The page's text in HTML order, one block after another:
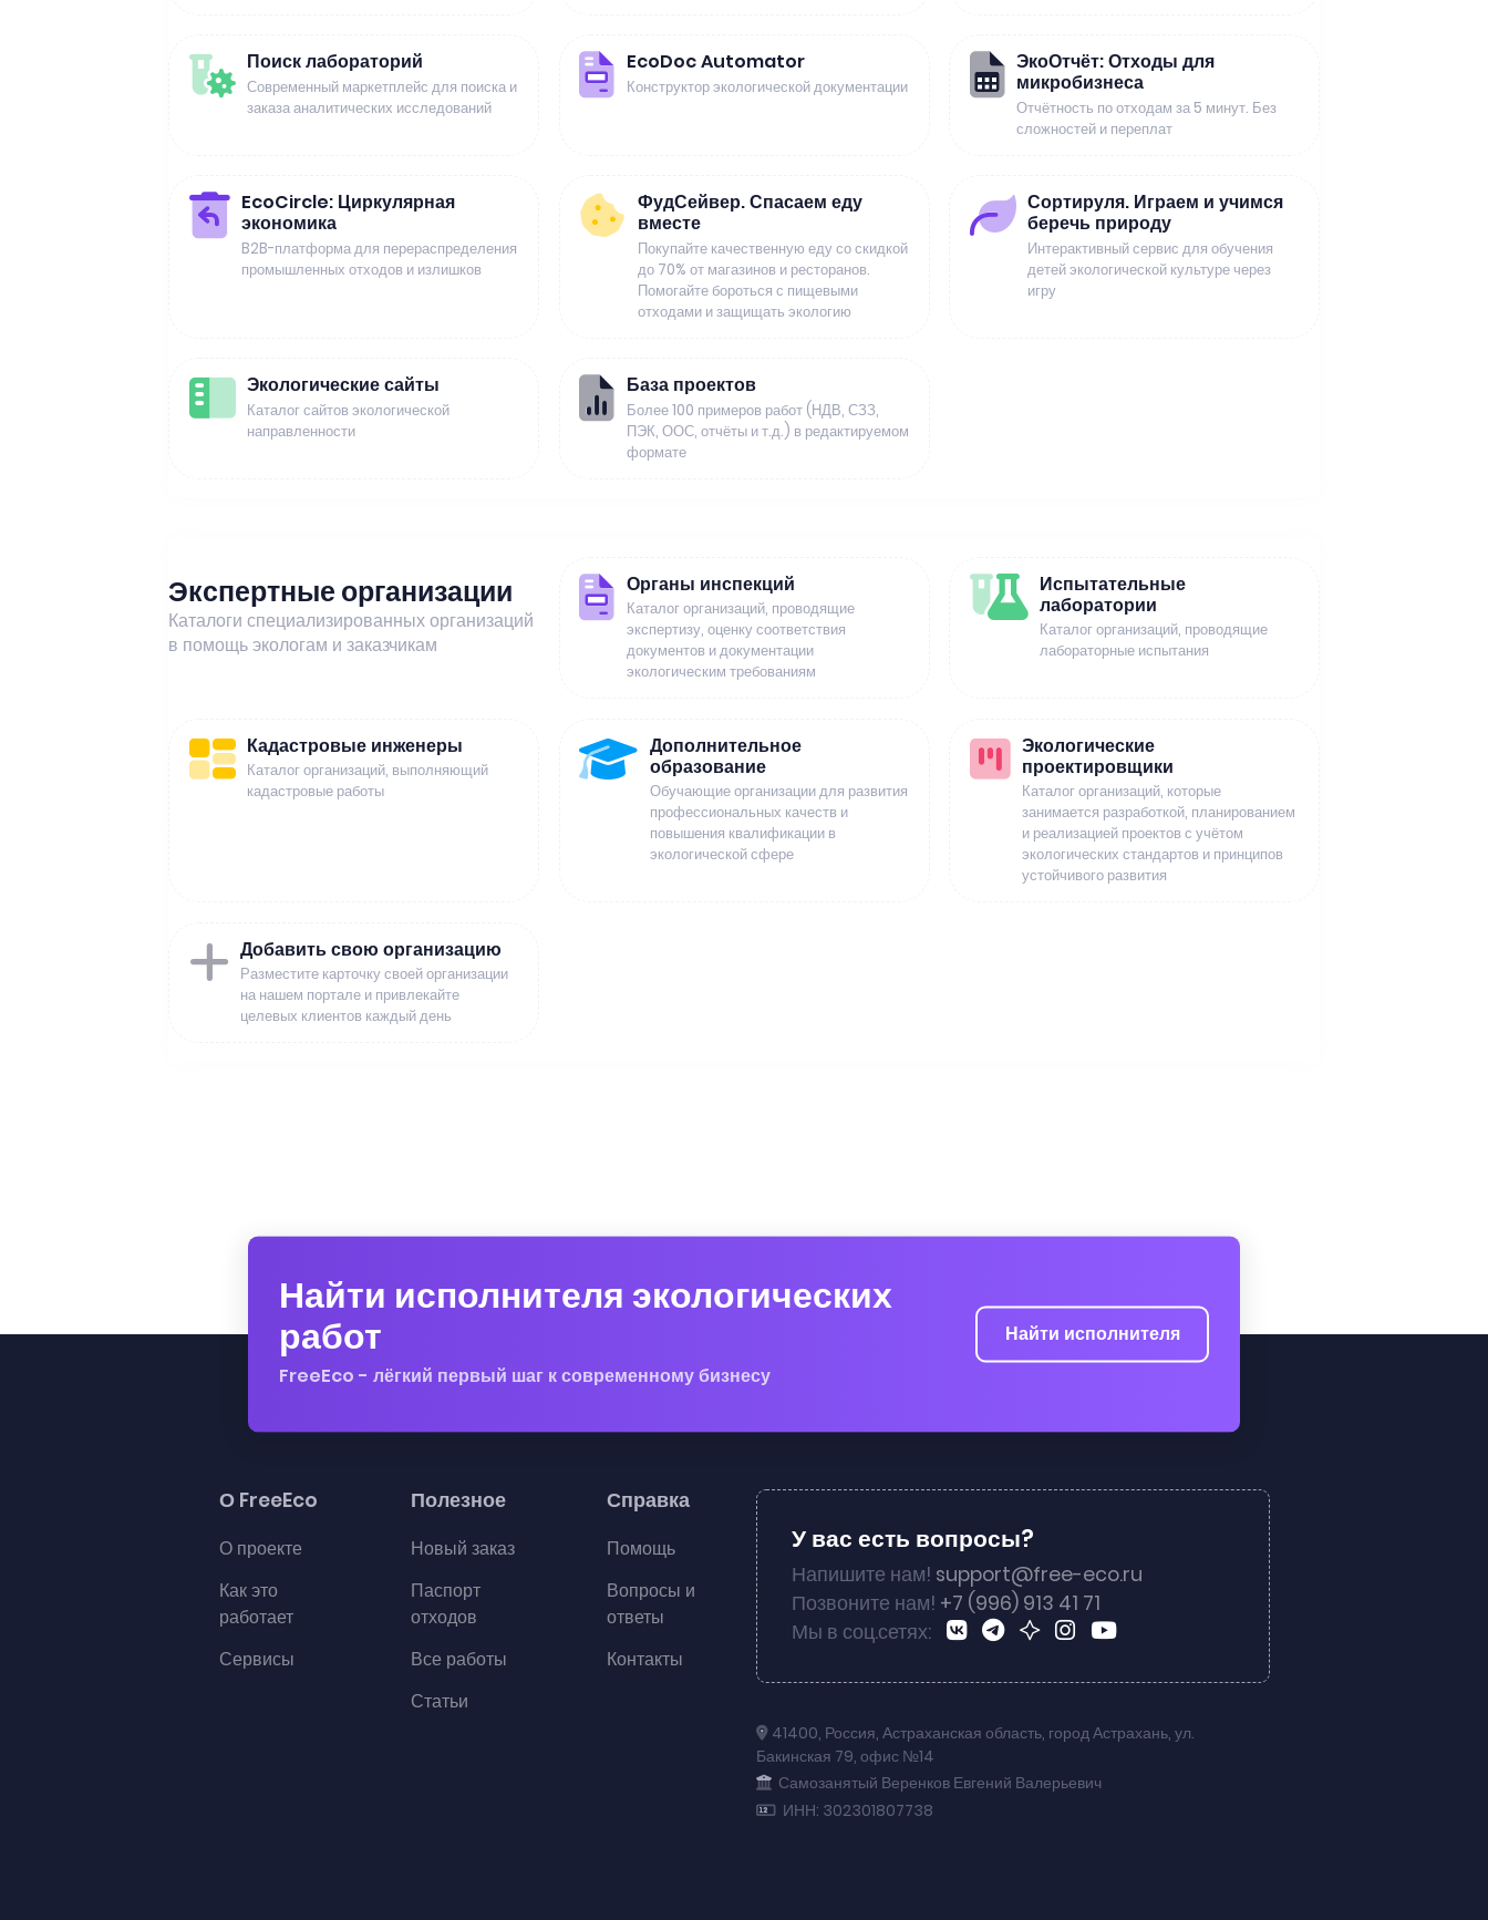
Поиск лабораторий
Современный маркетплейс для поиска и
заказа аналитических исследований
EcoDoc Automator
Конструктор экологической документации
ЭкоОтчёт: Отходы для
микробизнеса
Отчётность по отходам за 5 минут. Без
сложностей и переплат
EcoCircle: Циркулярная
экономика
B2B-платформа для перераспределения
промышленных отходов и излишков
ФудСейвер. Спасаем еду
вместе
Покупайте качественную еду со скидкой
до 70% от магазинов и ресторанов.
Помогайте бороться с пищевыми
отходами и защищать экологию
Сортируля. Играем и учимся
беречь природу
Интерактивный сервис для обучения
детей экологической культуре через
игру
Экологические сайты
Каталог сайтов экологической
направленности
База проектов
Более 100 примеров работ (НДВ, СЗЗ,
ПЭК, ООС, отчёты и т.д.) в редактируемом
формате
Экспертные организации
Каталоги специализированных организаций
в помощь экологам и заказчикам
Органы инспекций
Каталог организаций, проводящие
экспертизу, оценку соответствия
документов и документации
экологическим требованиям
Испытательные
лаборатории
Каталог организаций, проводящие
лабораторные испытания
Кадастровые инженеры
Каталог организаций, выполняющий
кадастровые работы
Дополнительное
образование
Обучающие организации для развития
профессиональных качеств и
повышения квалификации в
экологической сфере
Экологические
проектировщики
Каталог организаций, которые
занимается разработкой, планированием
и реализацией проектов с учётом
экологических стандартов и принципов
устойчивого развития
Добавить свою организацию
Разместите карточку своей организации
на нашем портале и привлекайте
целевых клиентов каждый день
Найти исполнителя экологических
работ
FreeEco - лёгкий первый шаг к современному бизнесу
Найти исполнителя
О FreeEco
О проекте
Как это
работает
Сервисы
Полезное
Новый заказ
Паспорт
отходов
Все работы
Статьи
Справка
Помощь
Вопросы и
ответы
Контакты
У вас есть вопросы?
Напишите нам! support@free-eco.ru
Позвоните нам! +7 (996) 913 41 71
Мы в соц.сетях:
41400, Россия, Астраханская область, город Астрахань, ул.
Бакинская 79, офис №14
Самозанятый Веренков Евгений Валерьевич
ИНН: 302301807738